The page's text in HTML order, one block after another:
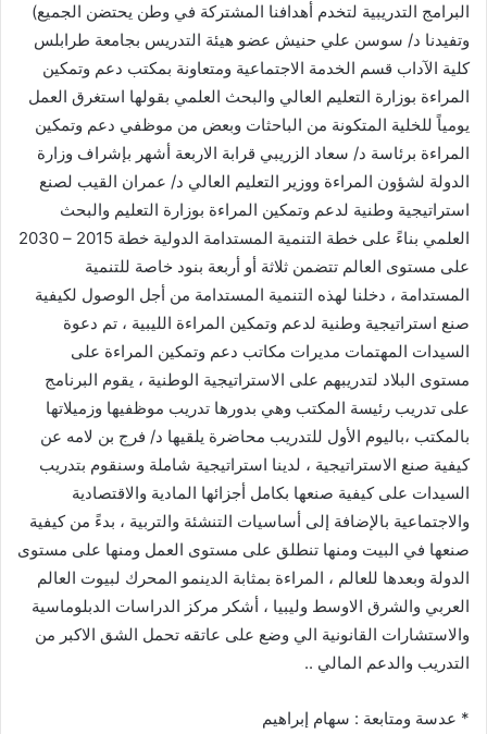
البرامج التدريبية لتخدم أهدافنا المشتركة في وطن يحتضن الجميع)
وتفيدنا د/ سوسن علي حنيش عضو هيئة التدريس بجامعة طرابلس
كلية الآداب قسم الخدمة الاجتماعية ومتعاونة بمكتب دعم وتمكين
المراءة بوزارة التعليم العالي والبحث العلمي بقولها استغرق العمل
يومياً للخلية المتكونة من الباحثات وبعض من موظفي دعم وتمكين
المراءة برئاسة د/ سعاد الزريبي قرابة الاربعة أشهر بإشراف وزارة
الدولة لشؤون المراءة ووزير التعليم العالي د/ عمران القيب لصنع
استراتيجية وطنية لدعم وتمكين المراءة بوزارة التعليم والبحث
العلمي بناءً على خطة التنمية المستدامة الدولية خطة 2015 – 2030
على مستوى العالم تتضمن ثلاثة أو أربعة بنود خاصة للتنمية
المستدامة ، دخلنا لهذه التنمية المستدامة من أجل الوصول لكيفية
صنع استراتيجية وطنية لدعم وتمكين المراءة الليبية ، تم دعوة
السيدات المهتمات مديرات مكاتب دعم وتمكين المراءة على
مستوى البلاد لتدريبهم على الاستراتيجية الوطنية ، يقوم البرنامج
على تدريب رئيسة المكتب وهي بدورها تدريب موظفيها وزميلاتها
بالمكتب ،باليوم الأول للتدريب محاضرة يلقيها د/ فرج بن لامه عن
كيفية صنع الاستراتيجية ، لدينا استراتيجية شاملة وسنقوم بتدريب
السيدات على كيفية صنعها بكامل أجزائها المادية والاقتصادية
والاجتماعية بالإضافة إلى أساسيات التنشئة والتربية ، بدءً من كيفية
صنعها في البيت ومنها تنطلق على مستوى العمل ومنها على مستوى
الدولة وبعدها للعالم ، المراءة بمثابة الدينمو المحرك لبيوت العالم
العربي والشرق الاوسط وليبيا ، أشكر مركز الدراسات الدبلوماسية
والاستشارات القانونية الي وضع على عاتقه تحمل الشق الاكبر من
التدريب والدعم المالي ..
* عدسة ومتابعة : سهام إبراهيم